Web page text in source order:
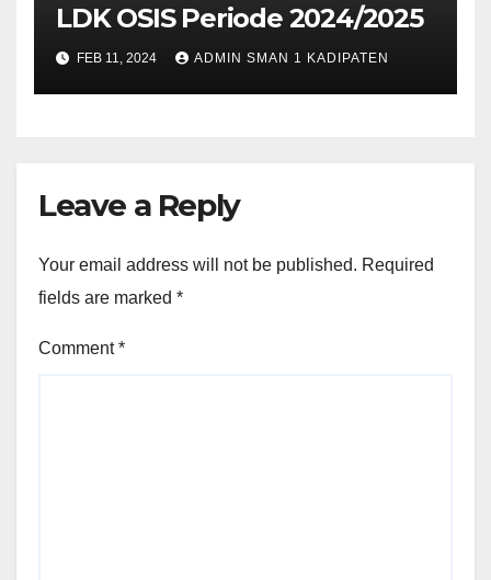
LDK OSIS Periode 2024/2025
FEB 11, 2024 ADMIN SMAN 1 KADIPATEN
Leave a Reply
Your email address will not be published. Required
fields are marked *
Comment*